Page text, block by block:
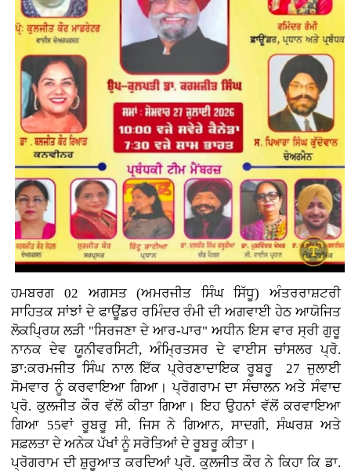
ਹਮਬਰਗ 02 ਅਗਸਤ (ਅਮਰਜੀਤ ਸਿੰਘ ਸਿੱਧੂ) ਅੰਤਰਰਾਸ਼ਟਰੀ
ਸਾਹਿਤਕ ਸਾਂਝਾਂ ਦੇ ਫਾਊਂਡਰ ਰਮਿੰਦਰ ਰੰਮੀ ਦੀ ਅਗਵਾਈ ਹੇਠ ਆਯੋਜਿਤ
ਲੋਕਪ੍ਰਿਯ ਲੜੀ "ਸਿਰਜਣਾ ਦੇ ਆਰ-ਪਾਰ" ਅਧੀਨ ਇਸ ਵਾਰ ਸ੍ਰੀ ਗੁਰੂ
ਨਾਨਕ ਦੇਵ ਯੂਨੀਵਰਸਿਟੀ, ਅੰਮ੍ਰਿਤਸਰ ਦੇ ਵਾਈਸ ਚਾਂਸਲਰ ਪ੍ਰੋ.
ਡਾ:ਕਰਮਜੀਤ ਸਿੰਘ ਨਾਲ ਇੱਕ ਪ੍ਰੇਰਣਾਦਾਇਕ ਰੂਬਰੂ 27 ਜੁਲਾਈ
ਸੋਮਵਾਰ ਨੂੰ ਕਰਵਾਇਆ ਗਿਆ। ਪ੍ਰੋਗਰਾਮ ਦਾ ਸੰਚਾਲਨ ਅਤੇ ਸੰਵਾਦ
ਪ੍ਰੋ. ਕੁਲਜੀਤ ਕੌਰ ਵੱਲੋਂ ਕੀਤਾ ਗਿਆ। ਇਹ ਉਹਨਾਂ ਵੱਲੋਂ ਕਰਵਾਇਆ
ਗਿਆ 55ਵਾਂ ਰੂਬਰੂ ਸੀ, ਜਿਸ ਨੇ ਗਿਆਨ, ਸਾਦਗੀ, ਸੰਘਰਸ਼ ਅਤੇ
ਸਫ਼ਲਤਾ ਦੇ ਅਨੇਕ ਪੱਖਾਂ ਨੂੰ ਸਰੋਤਿਆਂ ਦੇ ਰੂਬਰੂ ਕੀਤਾ।
ਪ੍ਰੋਗਰਾਮ ਦੀ ਸ਼ੁਰੂਆਤ ਕਰਦਿਆਂ ਪ੍ਰੋ. ਕੁਲਜੀਤ ਕੌਰ ਨੇ ਕਿਹਾ ਕਿ ਡਾ.